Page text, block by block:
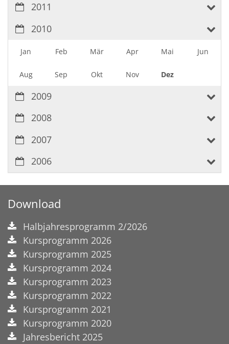
2011
2010
Jan Feb Mär Apr Mai Jun
Aug Sep Okt Nov Dez
2009
2008
2007
2006
Download
Halbjahresprogramm 2/2026
Kursprogramm 2026
Kursprogramm 2025
Kursprogramm 2024
Kursprogramm 2023
Kursprogramm 2022
Kursprogramm 2021
Kursprogramm 2020
Jahresbericht 2025